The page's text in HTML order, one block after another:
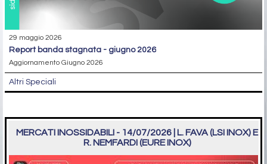
29 maggio 2026
report banda stagnata - giugno 2026
Aggiornamento Giugno 2026
Altri Speciali
MERCATI INOSSIDABILI - 14/07/2026 | L. FAVA (LSI INOX) E
R. NEMFARDI (EURE INOX)